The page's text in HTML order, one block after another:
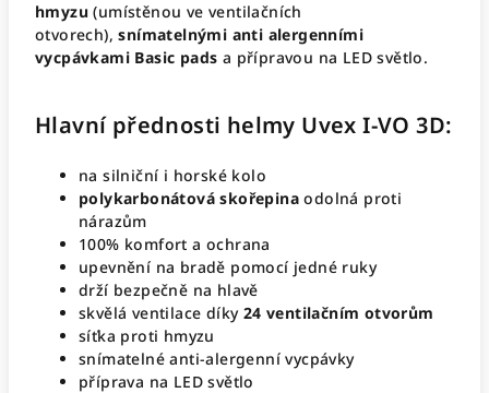
hmyzu(umístěnou ve ventilačních
otvorech), snímatelnými anti alergenními
vycpávkami Basic pads a přípravou na LED světlo.
Hlavní přednosti helmy Uvex I-VO 3D:
na silniční i horské kolo
polykarbonátová skořepinaodolná proti
nárazům
100% komfort a ochrana
upevnění na bradě pomocí jedné ruky
drží bezpečně na hlavě
skvělá ventilace díky 24 ventilačním otvorům
síťka proti hmyzu
snímatelné anti-alergenní vycpávky
příprava na LED světlo